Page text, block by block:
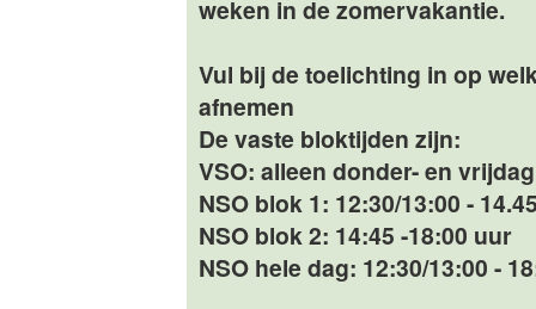
weken in de zomervakantie.
Vul bij de toelichting in op
afnemen
De vaste bloktijden zijn:
VSO: alleen donder- en
NSO blok 1: 12:30/13:00 -
NSO blok 2: 14:45 -18:00 uur
NSO hele dag: 12:30/13:00 -